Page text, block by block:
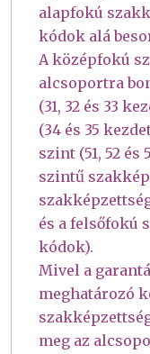
alapfokú
kódok alá
A középfokú
alcsoportra
(31, 32 és 33
(34 és 35
szint (51, 52 és
szintű
és a felsőfokú
kódok).
Mivel a
meghatározó
meg az